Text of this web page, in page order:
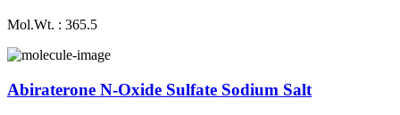
Mol.Wt. : 365.5
Abiraterone N-Oxide Sulfate Sodium Salt